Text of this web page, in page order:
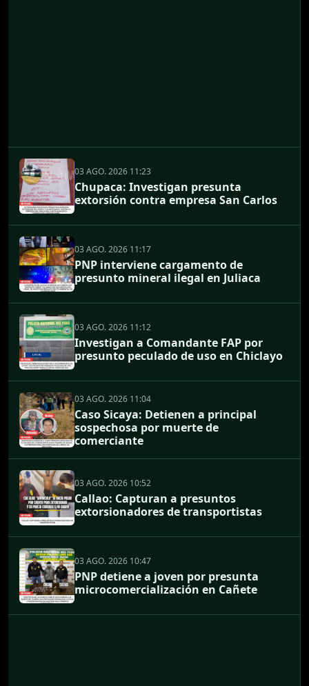
03 AGO. 2026 11:23
Chupaca: Investigan presunta
extorsión contra empresa San Carlos
03 AGO. 2026 11:17
PNP interviene cargamento de
presunto mineral ilegal en Juliaca
03 AGO. 2026 11:12
Investigan a Comandante FAP por
presunto peculado de uso en Chiclayo
03 AGO. 2026 11:04
Caso Sicaya: Detienen a principal
sospechosa por muerte de
comerciante
03 AGO. 2026 10:52
Callao: Capturan a presuntos
extorsionadores de transportistas
03 AGO. 2026 10:47
PNP detiene a joven por presunta
microcomercialización en Cañete